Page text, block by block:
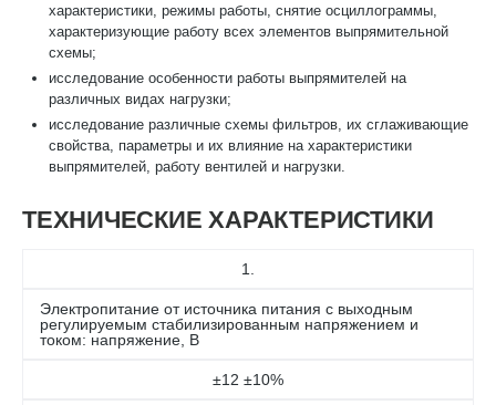
характеристики, режимы работы, снятие осциллограммы,
характеризующие работу всех элементов выпрямительной
схемы;
исследование особенности работы выпрямителей на
различных видах нагрузки;
исследование различные схемы фильтров, их сглаживающие
свойства, параметры и их влияние на характеристики
выпрямителей, работу вентилей и нагрузки.
ТЕХНИЧЕСКИЕ ХАРАКТЕРИСТИКИ
1.
Электропитание от источника питания с выходным
регулируемым стабилизированным напряжением и
током: напряжение, В
±12 ±10%